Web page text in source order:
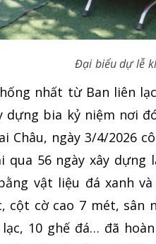
Đại biểu dự lễ
nhất từ Ban liên
dựng bia kỷ niệm nơi
Châu, ngày 3/4/2026
qua 56 ngày xây
vật liệu đá xanh
cột cờ cao 7 mét, sân
lạc, 10 ghế đá… đã